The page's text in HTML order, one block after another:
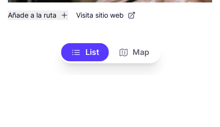
Añade a la ruta Visita sitio web
List Map